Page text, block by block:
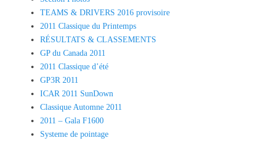
TEAMS & DRIVERS 2016 provisoire
2011 Classique du Printemps
RÉSULTATS & CLASSEMENTS
GP du Canada 2011
2011 Classique d’été
GP3R 2011
ICAR 2011 SunDown
Classique Automne 2011
2011 – Gala F1600
Systeme de pointage